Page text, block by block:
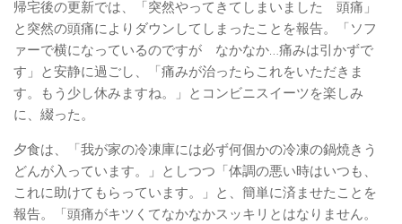
帰宅後の更新では、「突然やってきてしまいました 頭痛」
と突然の頭痛によりダウンしてしまったことを報告。「ソフ
ァーで横になっているのですが なかなか…痛みは引かずで
す」と安静に過ごし、「痛みが治ったらこれをいただきま
す。もう少し休みますね。」とコンビニスイーツを楽しみ
に、綴った。
夕食は、「我が家の冷凍庫には必ず何個かの冷凍の鍋焼きう
どんが入っています。」としつつ「体調の悪い時はいつも、
これに助けてもらっています。」と、簡単に済ませたことを
報告。「頭痛がキツくてなかなかスッキリとはなりません。